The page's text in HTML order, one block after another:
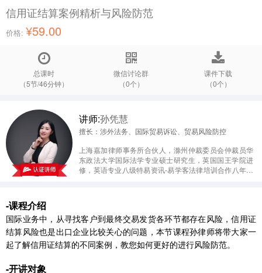
信用证结算案例精析与风险防范
价格: ¥59.00
总课时
（5节/46分钟）
微信讨论群
（0个）
课件下载
（0个）
讲师:孙凭慧
擅长：涉外法务、国际贸易诉讼、贸易风险防控
上海嘉加律师事务所合伙人，滁州仲裁委员会仲裁员华
东政法大学国际法学专业硕士研究生，英国国王学院进
修，英语专业八级特易资讯-易学客法律培训合作八年老
业、外贸公司以及航运物流企业、保险公司常年法律顾
问，并代理多起重大涉外案件，帮助企业挽回损失上亿
元在《上海法制报》、《上海律师》、《中国航务周
刊》等杂志、期刊发表数十篇篇专业文章，参与编撰
-课程介绍
国际业务中，从寻找客户到最终交易发货各环节都存在风险，信用证
结算风险也是出口企业比较关心的问题，本节课程孙律师将带大家一
起了解信用证结算的不同案例，教您如何更好的进行风险防范。
-开讲对象